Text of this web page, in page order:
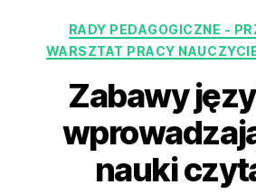
RADY PEDAGOGICZNE -
WARSZTAT PRACY
Zabawy
nauki